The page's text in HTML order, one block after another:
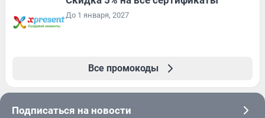
До 1 января, 2027
Все промокоды
Подписаться на новости